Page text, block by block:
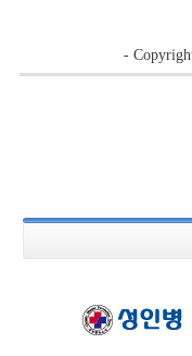
-